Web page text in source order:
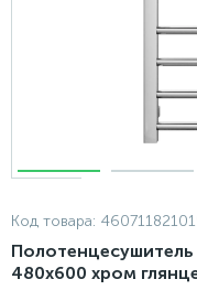
Код товара:
480x600 хром